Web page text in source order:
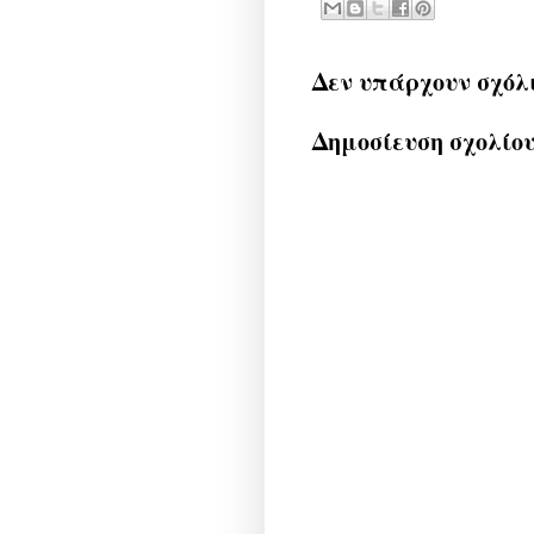
Δεν υπάρχουν
Δημοσίευση